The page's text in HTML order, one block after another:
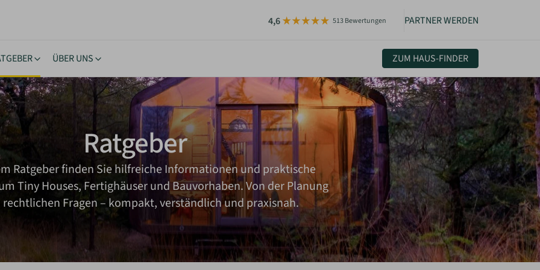
4,6 513 Bewertungen PARTNER WERDEN
& Autarkie
einholen
Lernen & Inspiration
eBooks
Bücher
Workshops
Inspiration
Aktuelles & Community
Newsletter
Neuigkeiten
Vorgaben
Wohnen
ÜBER UNS ZUM HAUS-FINDER
Ratgeber
Ratgeber finden Sie hilfreiche Informationen und praktische
Tiny Houses, Fertighäuser und Bauvorhaben. Von der Planung
rechtlichen Fragen – kompakt, verständlich und praxisnah.